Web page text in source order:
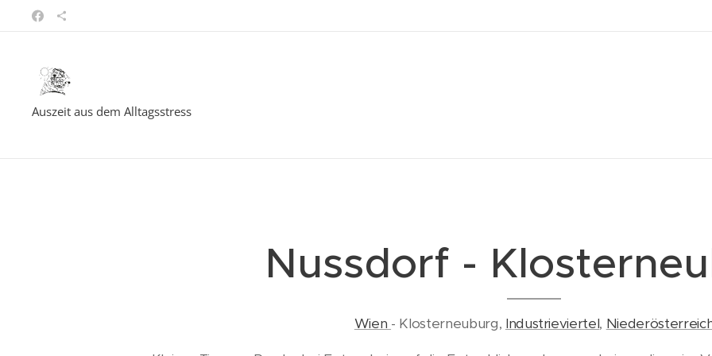
Auszeit aus dem Alltagsstress
Nussdorf -
Wien - Klosterneuburg, Industrieviertel,